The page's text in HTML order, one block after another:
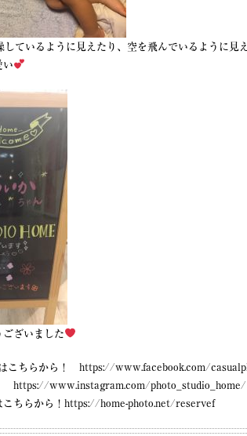
しているように見えたり、空を飛んでいるように見
い
ございました
こちらから！ https://www.facebook.com/
https://www.instagram.com/photo_studio_home/
こちらから！https://home-photo.net/reservef